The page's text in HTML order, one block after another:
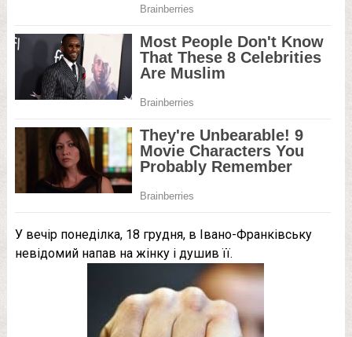
У вечір понеділка, 18 грудня, в Івано-Франківську
невідомий напав на жінку і душив її.